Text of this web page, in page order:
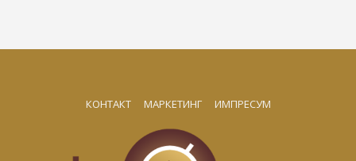
КОНТАКТ МАРКЕТИНГ ИМПРЕСУМ